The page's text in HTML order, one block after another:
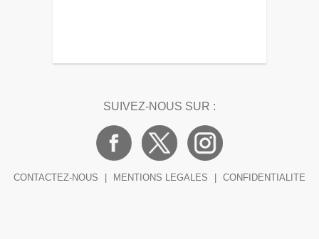
SUIVEZ-NOUS SUR :
CONTACTEZ-NOUS MENTIONS LEGALES CONFIDENTIALITE